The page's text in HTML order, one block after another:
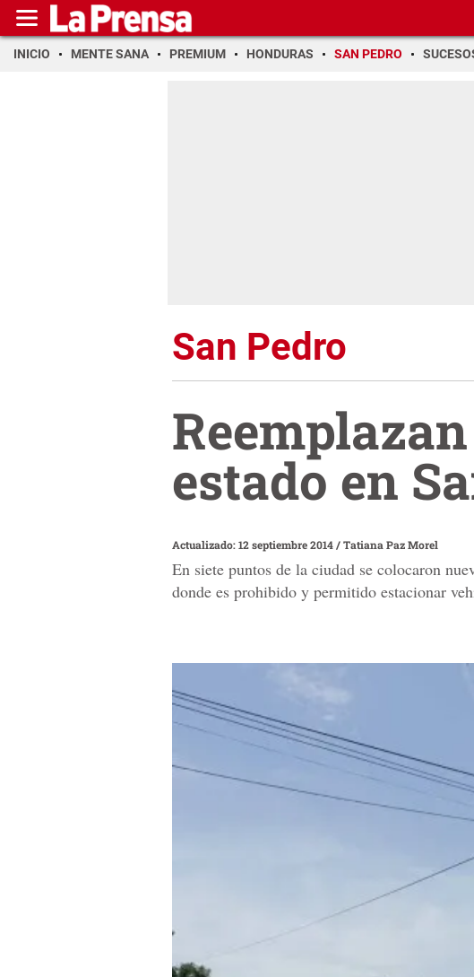
INICIO MENTE SANA PREMIUM HONDURAS SAN PEDRO
San Pedro
estado en
Actualizado: 12 septiembre 2014/Tatiana Paz Morel
En siete puntos de la ciudad se colocaron
donde es prohibido y permitido estacionar